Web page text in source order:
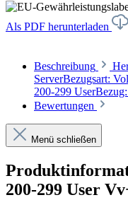
Als PDF herunterladen
Beschreibung
ServerBezugsart:
200-299
Bewertungen
Menü schließen
200-299 User